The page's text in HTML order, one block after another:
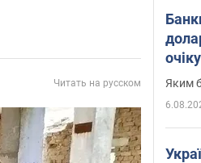
Читать на русском Яким